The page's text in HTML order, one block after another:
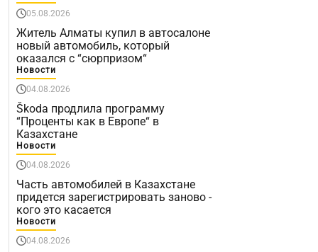
05.08.2026
Житель Алматы купил в автосалоне
новый автомобиль, который
оказался с “сюрпризом“
Новости
04.08.2026
Škoda продлила программу
“Проценты как в Европе“ в
Казахстане
Новости
04.08.2026
Часть автомобилей в Казахстане
придется зарегистрировать заново -
кого это касается
Новости
04.08.2026